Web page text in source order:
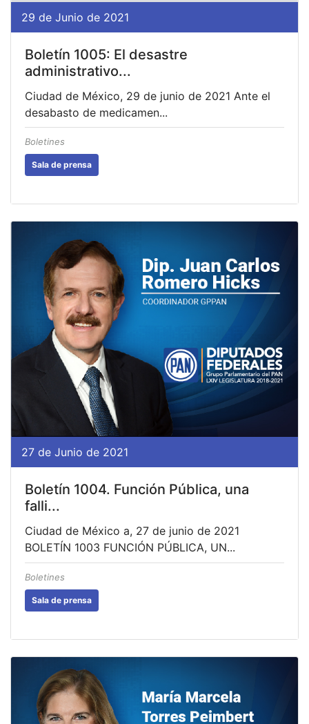
29 de Junio de 2021
Boletín 1005: El desastre
administrativo...
Ciudad de México, 29 de junio de 2021 Ante el
desabasto de medicamen...
Boletines
Sala de prensa
27 de Junio de 2021
Boletín 1004. Función Pública, una
falli...
Ciudad de México a, 27 de junio de 2021
BOLETÍN 1003 FUNCIÓN PÚBLICA, UN...
Boletines
Sala de prensa